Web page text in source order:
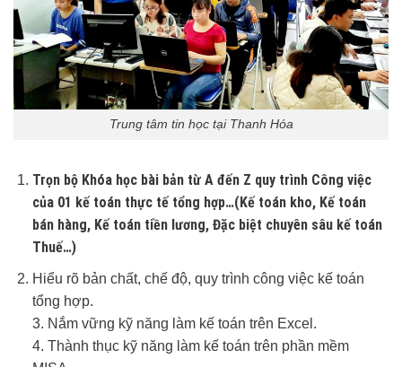
Trung tâm tin học tại Thanh Hóa
Trọn bộ Khóa học bài bản từ A đến Z quy trình Công việc
của 01 kế toán thực tế tổng hợp…(Kế toán kho, Kế toán
bán hàng, Kế toán tiền lương, Đặc biệt chuyên sâu kế toán
Thuế…)
Hiểu rõ bản chất, chế độ, quy trình công việc kế toán
tổng hợp.
3. Nắm vững kỹ năng làm kế toán trên Excel.
4. Thành thục kỹ năng làm kế toán trên phần mềm